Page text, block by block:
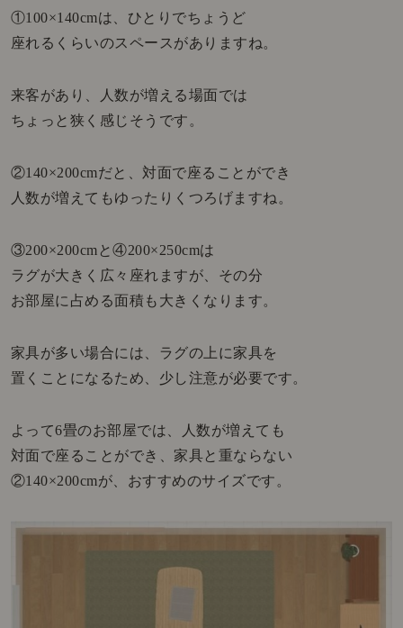
①100×140cmは、ひとりでちょうど
座れるくらいのスペースがありますね。
来客があり、人数が増える場面では
ちょっと狭く感じそうです。
②140×200cmだと、対面で座ることができ
人数が増えてもゆったりくつろげますね。
③200×200cmと④200×250cmは
ラグが大きく広々座れますが、その分
お部屋に占める面積も大きくなります。
家具が多い場合には、ラグの上に家具を
置くことになるため、少し注意が必要です。
よって6畳のお部屋では、人数が増えても
対面で座ることができ、家具と重ならない
②140×200cmが、おすすめのサイズです。